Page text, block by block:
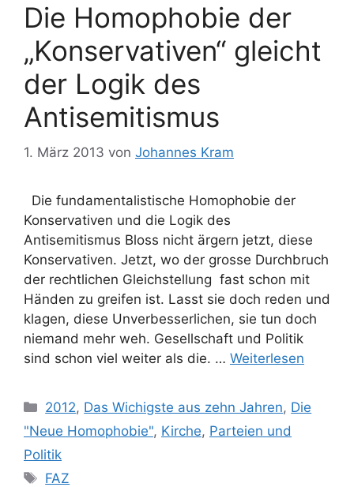
Die Homophobie der
„Konservativen“ gleicht
der Logik des
Antisemitismus
1. März 2013 von Johannes Kram
Die fundamentalistische Homophobie der
Konservativen und die Logik des
Antisemitismus Bloss nicht ärgern jetzt, diese
Konservativen. Jetzt, wo der grosse Durchbruch
der rechtlichen Gleichstellung fast schon mit
Händen zu greifen ist. Lasst sie doch reden und
klagen, diese Unverbesserlichen, sie tun doch
niemand mehr weh. Gesellschaft und Politik
sind schon viel weiter als die. … Weiterlesen
Kategorien
2012, Das Wichigste aus zehn Jahren, Die
"Neue Homophobie", Kirche, Parteien und
Politik
Schlagwörter
FAZ